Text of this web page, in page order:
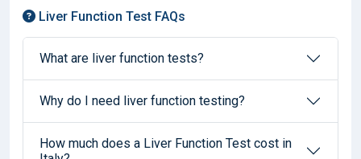
Liver Function Test FAQs
What are liver function tests?
Why do I need liver function testing?
How much does a Liver Function Test cost in